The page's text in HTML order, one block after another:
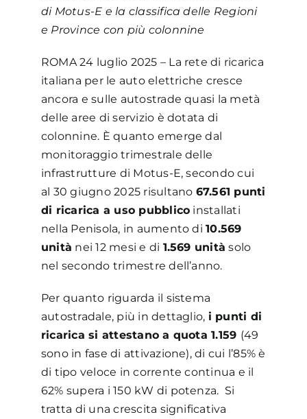
di Motus-E e la classifica delle Regioni
e Province con più colonnine
ROMA 24 luglio 2025 – La rete di ricarica
italiana per le auto elettriche cresce
ancora e sulle autostrade quasi la metà
delle aree di servizio è dotata di
colonnine. È quanto emerge dal
monitoraggio trimestrale delle
infrastrutture di Motus-E, secondo cui
al 30 giugno 2025 risultano 67.561 punti
di ricarica a uso pubblico installati
nella Penisola, in aumento di10.569
unità nei 12 mesi e di 1.569 unità solo
nel secondo trimestre dell’anno.
Per quanto riguarda il sistema
autostradale, più in dettaglio, i punti di
ricarica si attestano a quota 1.159 (49
sono in fase di attivazione), di cui l’85% è
di tipo veloce in corrente continua e il
62% supera i 150 kW di potenza. Si
tratta di una crescita significativa